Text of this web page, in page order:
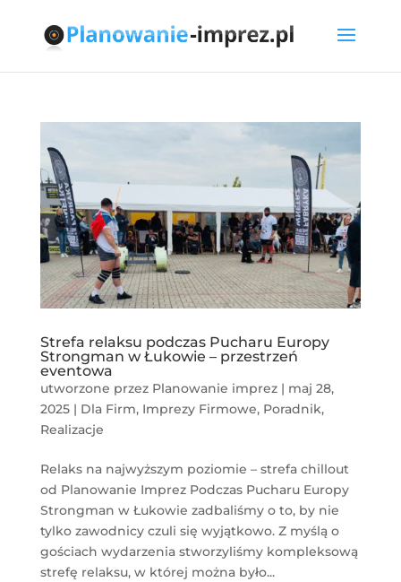
Strefa relaksu podczas Pucharu Europy
Strongman w Łukowie – przestrzeń
eventowa
utworzone przez Planowanie imprez| maj 28,
2025| Dla Firm, Imprezy Firmowe, Poradnik,
Realizacje
Relaks na najwyższym poziomie – strefa chillout
od Planowanie Imprez Podczas Pucharu Europy
Strongman w Łukowie zadbaliśmy o to, by nie
tylko zawodnicy czuli się wyjątkowo. Z myślą o
gościach wydarzenia stworzyliśmy kompleksową
strefę relaksu, w której można było...